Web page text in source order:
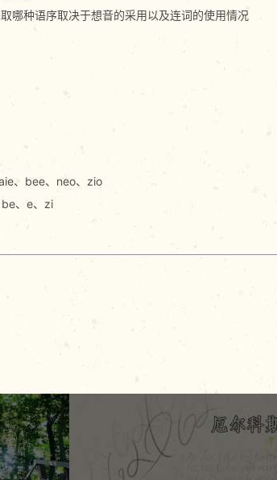
哪种语序取决于想音的采用以及连词的使用情况
、bee、neo、zio
、e、zi